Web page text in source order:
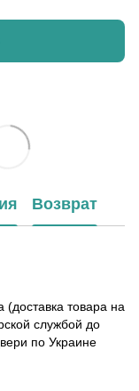
Возврат
(доставка товара на
службой до
по Украине